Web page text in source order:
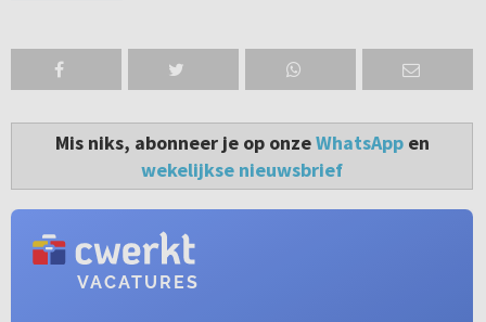
Mis niks, abonneer je op onzeWhatsAppen
wekelijkse nieuwsbrief